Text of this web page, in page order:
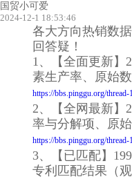
国贸小可爱
2024-12-1 18:53:46
各大方向热销数
回答疑！
1、【全面更新】
素生产率、原始
https://bbs.pinggu.org/
2、【全网最新】
率与分解项、原
https://bbs.pinggu.org/
3、【已匹配】
专利匹配结果（